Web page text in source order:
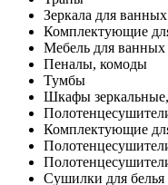
Зеркала для
Комплектующие
Мебель для ванных
Пеналы, комоды
Тумбы
Шкафы
Комплектующие
Сушилки для белья